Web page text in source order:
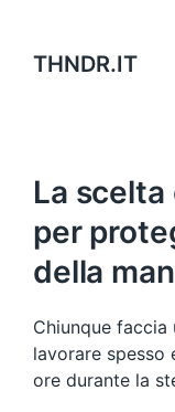
THNDR.IT
La scelta
per
della
Chiunque faccia
lavorare spesso
ore durante la